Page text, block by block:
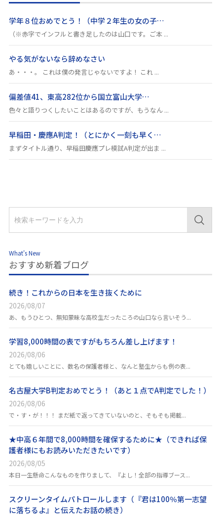
学年８位おめでとう！（中学２年生の女の子…
（※赤字でインフルと書き足したのは山口です。ご本 ...
やる気がないなら辞めなさい
あ・・・。 これは僕の発言じゃないですよ！ これ ...
偏差値41、東高282位から国立富山大学…
色々と語りつくしたいことはあるのですが、もうなん ...
早稲田・慶應A判定！（とにかく一刻も早く…
まずタイトル通り、早稲田慶應プレ模試A判定が出ま ...
What's New
おすすめ新着ブログ
続き！これからの日本を生き抜くために
2026/08/07
あ、もうひとつ、無知蒙昧な高校生だったころの山口なら言いそう...
学習8,000時間の表ですがもちろん差し上げます！
2026/08/06
とても嬉しいことに、数名の保護者様と、なんと塾生からも例の表...
名古屋大学B判定おめでとう！（あと１点でA判定でした！）
2026/08/06
で・す・が！！！ まだ紙で返ってきていないのと、そもそも掲載...
★中高６年間で8,000時間を確保するために★（できれば保
護者様にもお読みいただきたいです）
2026/08/05
本日一生懸命こんなものを作りまして、『よし！全部の指導ブース...
スクリーンタイムパトロールします（『君は100％第一志望
に落ちるよ』と伝えたお話の続き）